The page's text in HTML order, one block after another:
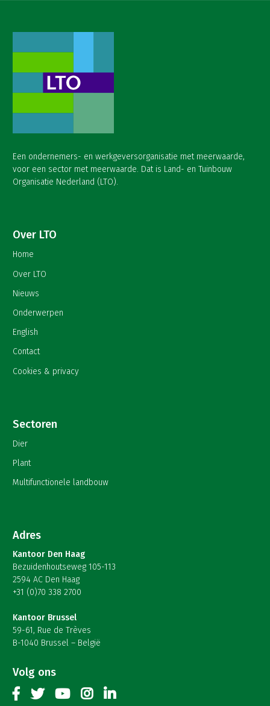
Een ondernemers- en werkgeversorganisatie met meerwaarde,
voor een sector met meerwaarde. Dat is Land- en Tuinbouw
Organisatie Nederland (LTO).
Over LTO
Home
Over LTO
Nieuws
Onderwerpen
English
Contact
Cookies & privacy
Sectoren
Dier
Plant
Multifunctionele landbouw
Adres
Kantoor Den Haag
Bezuidenhoutseweg 105-113
2594 AC Den Haag
+31 (0)70 338 2700
Kantoor Brussel
59-61, Rue de Trèves
B-1040 Brussel – België
Volg ons